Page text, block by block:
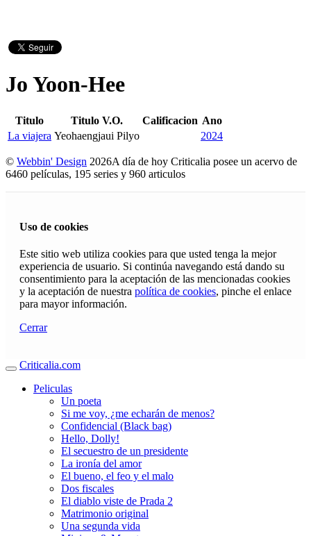
Jo Yoon-Hee
Titulo Titulo V.O. Calificacion Ano
La viajera Yeohaengjaui Pilyo 2024
© Webbin' Design 2026A día de hoy Criticalia posee un acervo de
6460 películas, 195 series y 960 articulos
Uso de cookies
Este sitio web utiliza cookies para que usted tenga la mejor
experiencia de usuario. Si continúa navegando está dando su
consentimiento para la aceptación de las mencionadas cookies
y la aceptación de nuestra política de cookies, pinche el enlace
para mayor información.
Cerrar
Criticalia.com
Peliculas
Un poeta
Si me voy, ¿me echarán de menos?
Confidencial (Black bag)
Hello, Dolly!
El secuestro de un presidente
La ironía del amor
El bueno, el feo y el malo
Dos fiscales
El diablo viste de Prada 2
Matrimonio original
Una segunda vida